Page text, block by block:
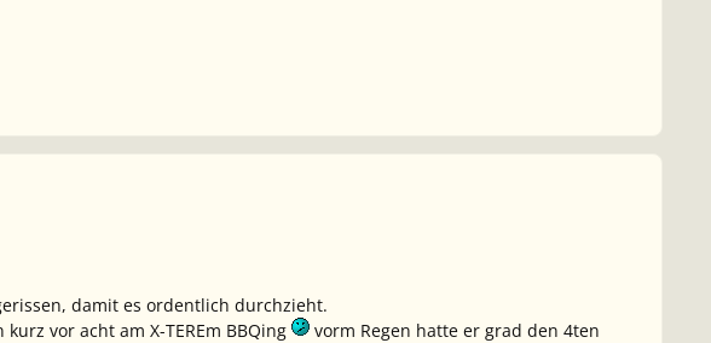
damit es ordentlich durchzieht.
vor acht am X-TEREm BBQing
vorm Regen hatte er grad den 4ten